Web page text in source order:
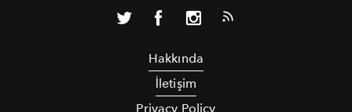
Hakkında
İletişim
Privacy Policy